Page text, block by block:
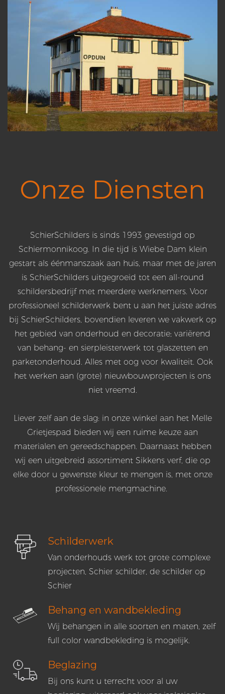
Onze Diensten
SchierSchilders is sinds 1993 gevestigd op
Schiermonnikoog. In die tijd is Wiebe Dam klein
gestart als éénmanszaak aan huis, maar met de jaren
is SchierSchilders uitgegroeid tot een all-round
schildersbedrijf met meerdere werknemers. Voor
professioneel schilderwerk bent u aan het juiste adres
bij SchierSchilders, bovendien leveren we vakwerk op
het gebied van onderhoud en decoratie; variërend
van behang- en sierpleisterwerk tot glaszetten en
parketonderhoud. Alles met oog voor kwaliteit. Ook
het werken aan (grote) nieuwbouwprojecten is ons
niet vreemd.
Liever zelf aan de slag: in onze winkel aan het Melle
Grietjespad bieden wij een ruime keuze aan
materialen en gereedschappen. Daarnaast hebben
wij een uitgebreid assortiment Sikkens verf, die op
elke door u gewenste kleur te mengen is, met onze
professionele mengmachine.
Schilderwerk
Van onderhouds werk tot grote complexe
projecten, Schier schilder, de schilder op
Schier
Behang en wandbekleding
Wij behangen in alle soorten en maten, zelf
full color wandbekleding is mogelijk.
Beglazing
Bij ons kunt u terrecht voor al uw